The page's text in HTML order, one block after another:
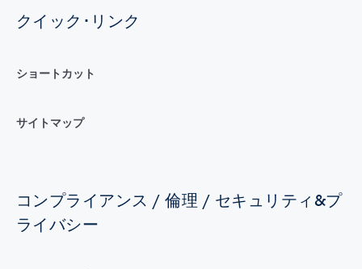
クイック･リンク
ショートカット
サイトマップ
コンプライアンス / 倫理 / セキュリティ&プ
ライバシー